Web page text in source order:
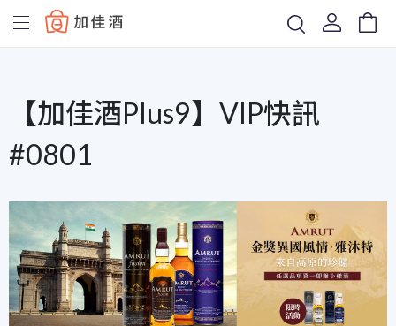
Baccus
【加佳酒Plus9】VIP快訊
#0801